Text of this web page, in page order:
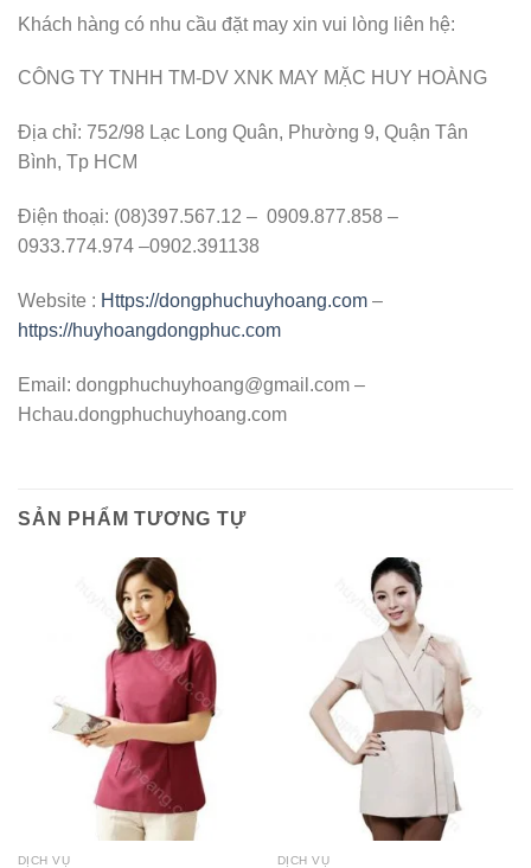
Khách hàng có nhu cầu đặt may xin vui lòng liên hệ:
CÔNG TY TNHH TM-DV XNK MAY MẶC HUY HOÀNG
Địa chỉ: 752/98 Lạc Long Quân, Phường 9, Quận Tân
Bình, Tp HCM
Điện thoại: (08)397.567.12 – 0909.877.858 –
0933.774.974 –0902.391138
Website : Https://dongphuchuyhoang.com –
https://huyhoangdongphuc.com
Email: dongphuchuyhoang@gmail.com –
Hchau.dongphuchuyhoang.com
SẢN PHẨM TƯƠNG TỰ
DỊCH VỤ DỊCH VỤ